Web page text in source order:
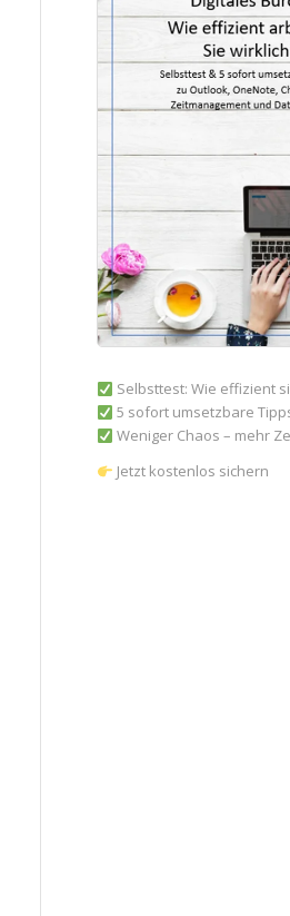
Selbsttest: Wie effizient
5 sofort umsetzbare
Weniger Chaos – mehr
Jetzt kostenlos sichern